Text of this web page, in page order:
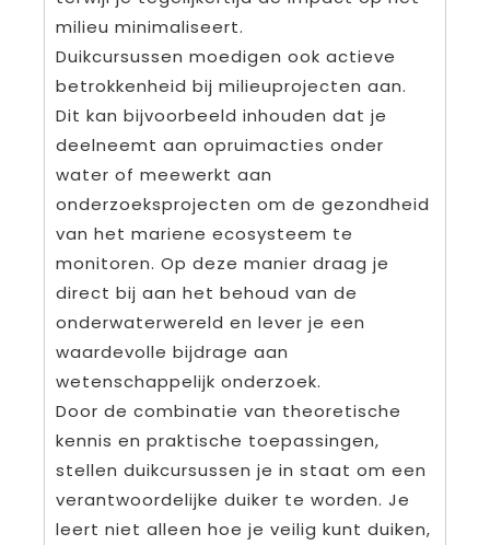
milieu minimaliseert.
Duikcursussen moedigen ook actieve
betrokkenheid bij milieuprojecten aan.
Dit kan bijvoorbeeld inhouden dat je
deelneemt aan opruimacties onder
water of meewerkt aan
onderzoeksprojecten om de gezondheid
van het mariene ecosysteem te
monitoren. Op deze manier draag je
direct bij aan het behoud van de
onderwaterwereld en lever je een
waardevolle bijdrage aan
wetenschappelijk onderzoek.
Door de combinatie van theoretische
kennis en praktische toepassingen,
stellen duikcursussen je in staat om een
verantwoordelijke duiker te worden. Je
leert niet alleen hoe je veilig kunt duiken,